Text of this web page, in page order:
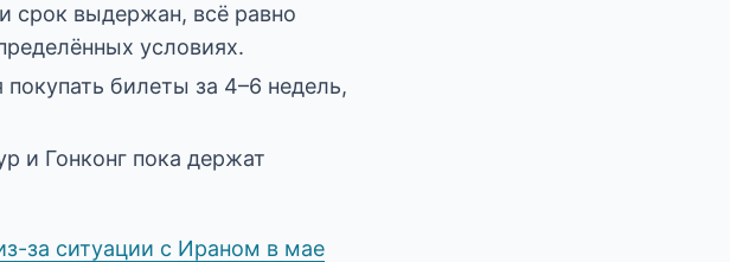
срок выдержан, всё равно
условиях.
билеты за 4–6 недель,
и Гонконг пока держат
за ситуации с Ираном в мае